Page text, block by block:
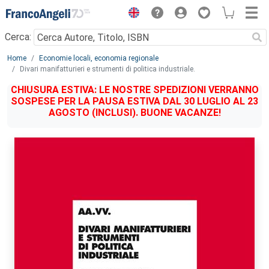
Menu
Cerca:
Main content
Home
Economie locali, economia regionale
Divari manifatturieri e strumenti di politica industriale.
CHIUSURA ESTIVA: LE NOSTRE SPEDIZIONI VERRANNO
SOSPESE PER LA PAUSA ESTIVA DAL 30 LUGLIO AL 23
AGOSTO (INCLUSI). BUONE VACANZE!